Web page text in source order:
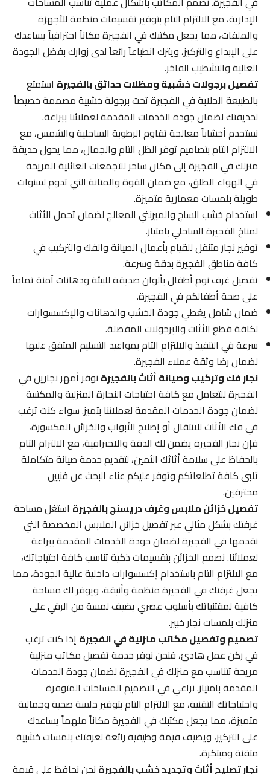
الإدارية، مع الالتزام التام بتوفير تقسيمات منظمة للأجهزة
والملفات، مما يجعل مكتبك في الفجيرة مكاناً احترافياً يساعدك
على الإبداع والتركيز، ويترك انطباعاً رائعاً لدى زوارك بفضل الجودة
العالية والتشطيب الفاخر.
تفصيل برجولات خشبية ومظلات حدائق بالفجيرةاستمتع
بالطبيعة الخلابة في الفجيرة تحت برجولة خشبية مصممة خصيصاً
لحديقتك لضمان جودة الخدمات المقدمة لعملائنا ببراعة.
نستخدم أخشاباً معالجة تقاوم الرطوبة الساحلية والشمس، مع
الالتزام التام بتصاميم توفر الظل التام والجمال، مما يحول حديقة
منزلك في الفجيرة إلى مكان ساحر للتجمعات العائلية المريحة
في الهواء الطلق، مع ضمان القوة والمتانة التي تدوم لسنوات
طويلة بلمسات معمارية متميزة.
استخدام خشب الساج والميرنتي المعالج لضمان تحمل الأثاث
لمناخ الفجيرة الساحلي بامتياز.
توفير نجار متنقل للقيام بأعمال الصيانة والفك والتركيب في
كافة مناطق الفجيرة بدقة وسرعة.
تفصيل غرف نوم أطفال بألوان صديقة للبيئة ودهانات آمنة تماماً
على صحة أطفالكم في الفجيرة.
ضمان شامل يغطي جودة الخشب والدهانات والإكسسوارات
لكافة قطع الأثاث والبرجولات المفصلة.
سرعة في التنفيذ والالتزام التام بمواعيد التسليم المتفق عليها
لضمان رضا وثقة عملاء الفجيرة.
نجار فك وتركيب وصيانة أثاث بالفجيرةنوفر أمهر نجارين في
الفجيرة للتعامل مع كافة احتياجات النجارة المنزلية والمكتبية
لضمان جودة الخدمات المقدمة لعملائنا بتميز. سواء كنت ترغب
في فك الأثاث للانتقال أو إصلاح الأبواب والخزائن المكسورة،
فإن نجار الفجيرة يضمن لك الدقة والاحترافية، مع الالتزام التام
بالحفاظ على سلامة أثاثك الثمين، لتقديم خدمة صيانة متكاملة
تلبي كافة تطلعاتكم وتوفر عليكم عناء البحث عن فنيين
محترفين.
تفصيل خزائن ملابس وغرف دريسنج بالفجيرةاستغل مساحة
غرفتك بشكل مثالي عبر تفصيل خزائن الملابس المخصصة التي
نقدمها في الفجيرة لضمان جودة الخدمات المقدمة ببراعة
لعملائنا. نصمم الخزائن بتقسيمات ذكية تناسب كافة احتياجاتك،
مع الالتزام التام باستخدام إكسسوارات داخلية عالية الجودة، مما
يجعل غرفتك في الفجيرة منظمة وأنيقة، ويوفر لك مساحة
كافية لمقتنياتك بأسلوب عصري يضيف لمسة من الرقي على
منزلك بلمسات نجار خبير.
تصميم وتفصيل مكاتب منزلية في الفجيرةإذا كنت ترغب
في ركن عمل هادئ، فنحن نوفر خدمة تفصيل مكاتب منزلية
مريحة تتناسب مع منزلك في الفجيرة لضمان جودة الخدمات
المقدمة بامتياز. نراعي في التصميم المساحات المتوفرة
واحتياجاتك التقنية، مع الالتزام التام بتوفير جلسة صحية وجمالية
متميزة، مما يجعل مكتبك في الفجيرة مكاناً ملهماً يساعدك
على التركيز، ويضيف قيمة وظيفية رائعة لغرفتك بلمسات خشبية
متقنة ومبتكرة.
نجار تصليح أثاث وتجديد خشب بالفجيرةنحن نحافظ على قيمة